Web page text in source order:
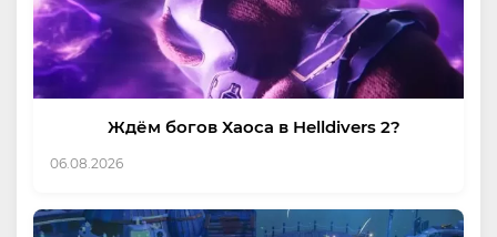
Ждём богов Хаоса в Helldivers 2?
06.08.2026